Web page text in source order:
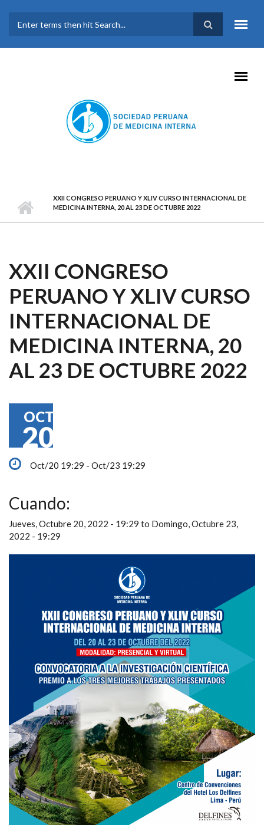
FORMULARIO DE
BÚSQUEDA
XXII CONGRESO PERUANO Y XLIV CURSO INTERNACIONAL DE
MEDICINA INTERNA, 20 AL 23 DE OCTUBRE 2022
XXII CONGRESO
PERUANO Y XLIV CURSO
INTERNACIONAL DE
MEDICINA INTERNA, 20
AL 23 DE OCTUBRE 2022
OCT
20
Oct/20 19:29 - Oct/23 19:29
Cuando:
Jueves, Octubre 20, 2022 - 19:29 to Domingo, Octubre 23,
2022 - 19:29